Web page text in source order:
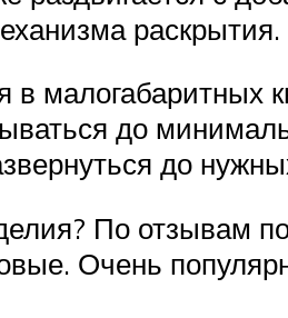
раскрытия.
в
до
до
По отзывам
Очень